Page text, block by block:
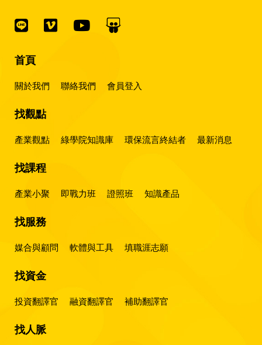
首頁
關於我們 聯絡我們 會員登入
找觀點
產業觀點 綠學院知識庫 環保流言終結者 最新消息
找課程
產業小聚 即戰力班 證照班 知識產品
找服務
媒合與顧問 軟體與工具 填職涯志願
找資金
投資翻譯官 融資翻譯官 補助翻譯官
找人脈